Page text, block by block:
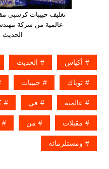
تغليف حبيبات كرسبي
عالمية من شركة
الحديث
أكياس الحديث
توباك حبيبات
عالمية في
مقبلات من
ومستلزماته